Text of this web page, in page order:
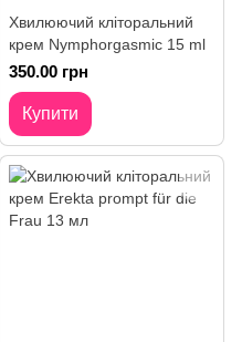
Хвилюючий кліторальний
крем Nymphorgasmic 15 ml
350.00 грн
Купити